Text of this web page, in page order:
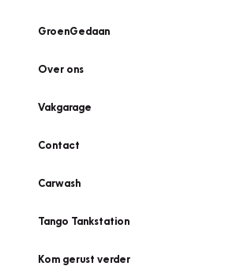
GroenGedaan
Over ons
Vakgarage
Contact
Carwash
Tango Tankstation
Kom gerust verder